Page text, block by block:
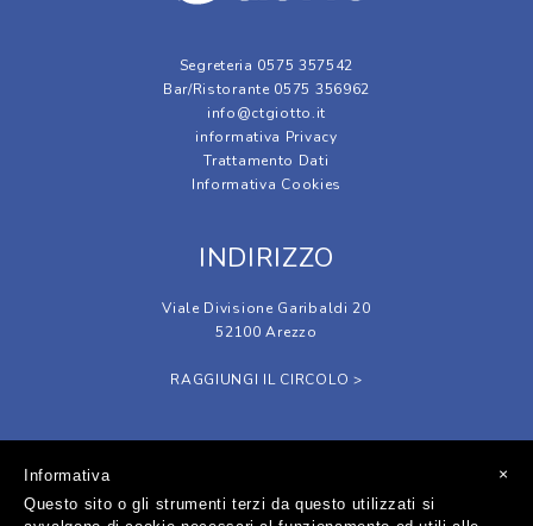
Segreteria 0575 357542
Bar/Ristorante 0575 356962
info@ctgiotto.it
informativa Privacy
Trattamento Dati
Informativa Cookies
INDIRIZZO
Viale Divisione Garibaldi 20
52100 Arezzo
RAGGIUNGI IL CIRCOLO >
×
Informativa
Questo sito o gli strumenti terzi da questo utilizzati si